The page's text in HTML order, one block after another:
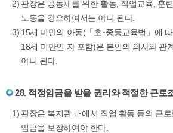
관장은 공동체를 위한 활동, 직업교육, 훈
노동을 강요하여서는 아니 된다.
15세 미만의 아동(「초･중등교육법」에
18세 미만인 자 포함)은 본인의 의사와 관
아니 된다.
28. 적정임금을 받을 권리와 적절한 근로
관장은 복지관 내에서 직업 활동 등의 근
임금을 보장하여야 한다.